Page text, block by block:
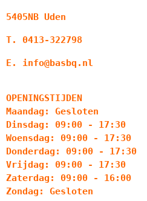
5405NB Uden
T. 0413-322798
E. info@basbq.nl
OPENINGSTIJDEN
Maandag: Gesloten
Dinsdag: 09:00 - 17:30
Woensdag: 09:00 - 17:30
Donderdag: 09:00 - 17:30
Vrijdag: 09:00 - 17:30
Zaterdag: 09:00 - 16:00
Zondag: Gesloten